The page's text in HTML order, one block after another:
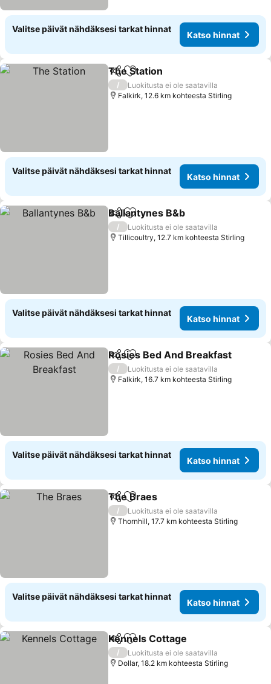
Valitse päivät nähdäksesi tarkat hinnat
Katso hinnat
Jaa Lisää suosikkeihin
The Station
/
Luokitusta ei ole saatavilla
Falkirk, 12.6 km kohteesta Stirling
Valitse päivät nähdäksesi tarkat hinnat
Katso hinnat
Jaa Lisää suosikkeihin
Ballantynes B&b
/
Luokitusta ei ole saatavilla
Tillicoultry, 12.7 km kohteesta Stirling
Valitse päivät nähdäksesi tarkat hinnat
Katso hinnat
Jaa Lisää suosikkeihin
Rosies Bed And Breakfast
/
Luokitusta ei ole saatavilla
Falkirk, 16.7 km kohteesta Stirling
Valitse päivät nähdäksesi tarkat hinnat
Katso hinnat
Jaa Lisää suosikkeihin
The Braes
/
Luokitusta ei ole saatavilla
Thornhill, 17.7 km kohteesta Stirling
Valitse päivät nähdäksesi tarkat hinnat
Katso hinnat
Jaa Lisää suosikkeihin
Kennels Cottage
/
Luokitusta ei ole saatavilla
Dollar, 18.2 km kohteesta Stirling